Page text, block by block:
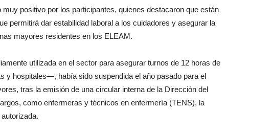
positivo por los participantes, quienes destacaron que están
permitirá dar estabilidad laboral a los cuidadores y asegurar la
mayores residentes en los ELEAM.
utilizada en el sector para asegurar turnos de 12 horas de
y hospitales—, había sido suspendida el año pasado para el
tras la emisión de una circular interna de la Dirección del
como enfermeras y técnicos en enfermería (TENS), la